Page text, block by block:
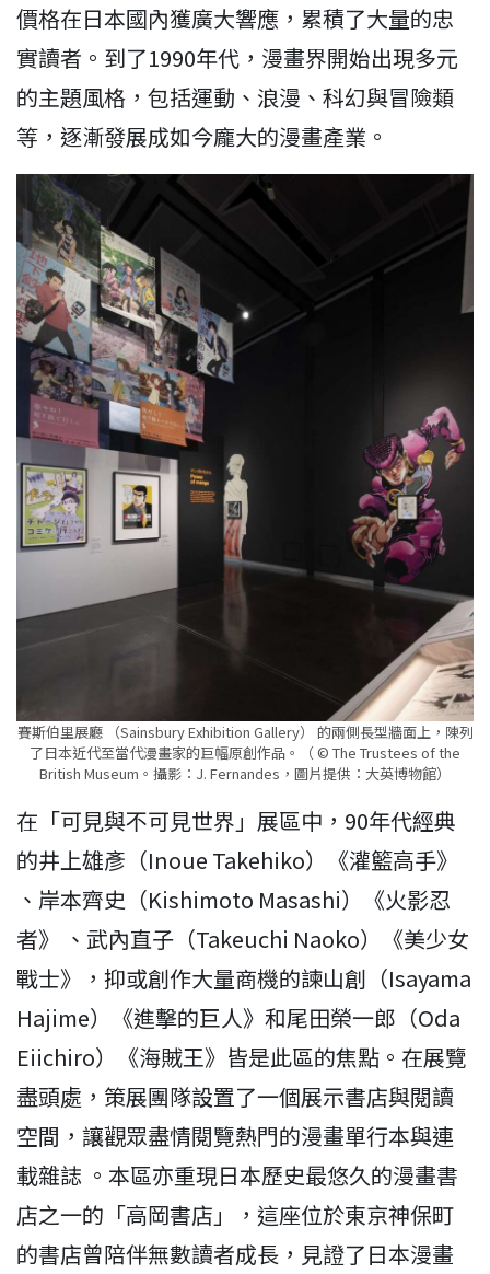
價格在日本國內獲廣大響應，累積了大量的忠
實讀者。到了1990年代，漫畫界開始出現多元
的主題風格，包括運動、浪漫、科幻與冒險類
等，逐漸發展成如今龐大的漫畫產業。
賽斯伯里展廳 （Sainsbury Exhibition Gallery） 的兩側長型牆面上，陳列
了日本近代至當代漫畫家的巨幅原創作品。（ © The Trustees of the
British Museum。攝影：J. Fernandes，圖片提供：大英博物館）
在「可見與不可見世界」展區中，90年代經典
的井上雄彥（Inoue Takehiko）《灌籃高手》
、岸本齊史（Kishimoto Masashi）《火影忍
者》 、武內直子（Takeuchi Naoko）《美少女
戰士》，抑或創作大量商機的諫山創（Isayama
Hajime）《進擊的巨人》和尾田榮一郎（Oda
Eiichiro）《海賊王》皆是此區的焦點。在展覽
盡頭處，策展團隊設置了一個展示書店與閱讀
空間，讓觀眾盡情閱覽熱門的漫畫單行本與連
載雜誌 。本區亦重現日本歷史最悠久的漫畫書
店之一的「高岡書店」，這座位於東京神保町
的書店曾陪伴無數讀者成長，見證了日本漫畫